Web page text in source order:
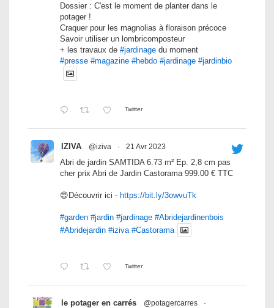
Dossier : C'est le moment de planter dans le
potager !
Craquer pour les magnolias à floraison précoce
Savoir utiliser un lombricomposteur
+ les travaux de #jardinage du moment
#presse #magazine #hebdo #jardinage #jardinbio
Twitter
IZIVA @iziva · 21 Avr 2023
Abri de jardin SAMTIDA 6.73 m² Ep. 2,8 cm pas
cher prix Abri de Jardin Castorama 999.00 € TTC
😍Découvrir ici - https://bit.ly/3owvuTk
#garden #jardin #jardinage #Abridejardinenbois
#Abridejardin #iziva #Castorama
Twitter
le potager en carrés @potagercarres
·